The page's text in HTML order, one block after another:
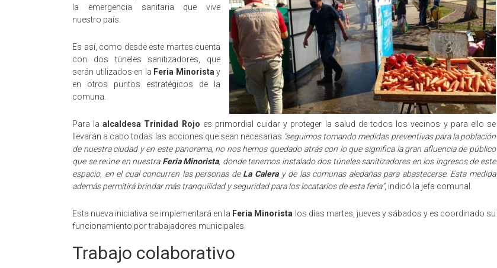
la emergencia sanitaria que vive
nuestro país.
Es así, como desde este martes cuenta
con dos túneles sanitizadores, que
serán utilizados en la Feria Minorista y
en otros puntos estratégicos de la
comuna.
Para laalcaldesa Trinidad Rojo es primordial cuidar y proteger la salud de todos los vecinos y para ello se
llevarán a cabo todas las acciones que sean necesarias “seguimos tomando medidas preventivas para la población
de nuestra ciudad y en este panorama, no nos hemos quedado atrás con lo que significa la gran afluencia de público
que se reúne en nuestra Feria Minorista, donde tenemos instalado dos túneles sanitizadores en los ingresos de este
espacio, en el cual concurren las personas de La Caleray de las comunas aledañas para abastecerse. Esta medida
además permitirá brindar más tranquilidad y seguridad para los locatarios de esta feria”, indicó la jefa comunal.
Esta nueva iniciativa se implementará en la Feria Minorista los días martes, jueves y sábados y es coordinado su
funcionamiento por trabajadores municipales.
Trabajo colaborativo